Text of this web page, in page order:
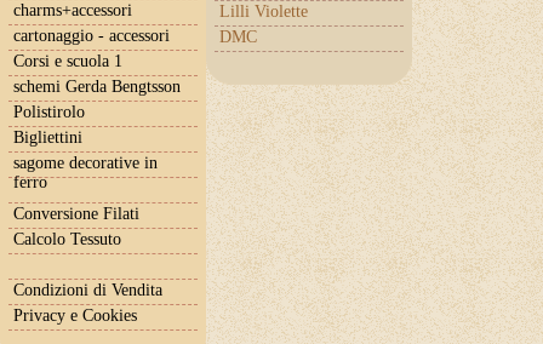
Lilli Violette
DMC
charms+accessori
cartonaggio - accessori
Corsi e scuola 1
schemi Gerda Bengtsson
Polistirolo
Bigliettini
sagome decorative in
ferro
Conversione Filati
Calcolo Tessuto
Condizioni di Vendita
Privacy e Cookies